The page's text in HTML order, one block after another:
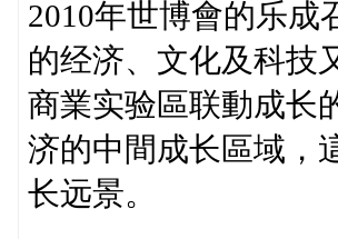
2010年世博會的乐成
的经济、文化及科技
商業实验區联動成长
济的中間成长區域，
长远景。